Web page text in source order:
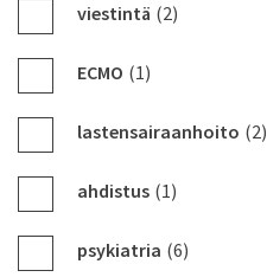
viestintä (2)
ECMO (1)
lastensairaanhoito (2)
ahdistus (1)
psykiatria (6)